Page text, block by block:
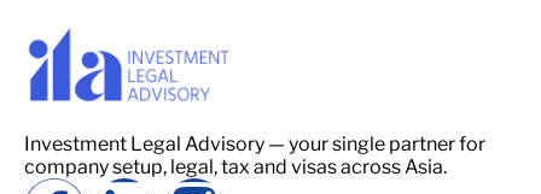
Investment Legal Advisory — your single partner for
company setup, legal, tax and visas across Asia.